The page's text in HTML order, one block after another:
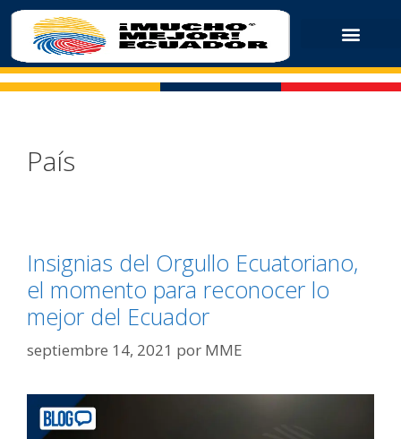
País
Insignias del Orgullo Ecuatoriano,
el momento para reconocer lo
mejor del Ecuador
septiembre 14, 2021 por MME